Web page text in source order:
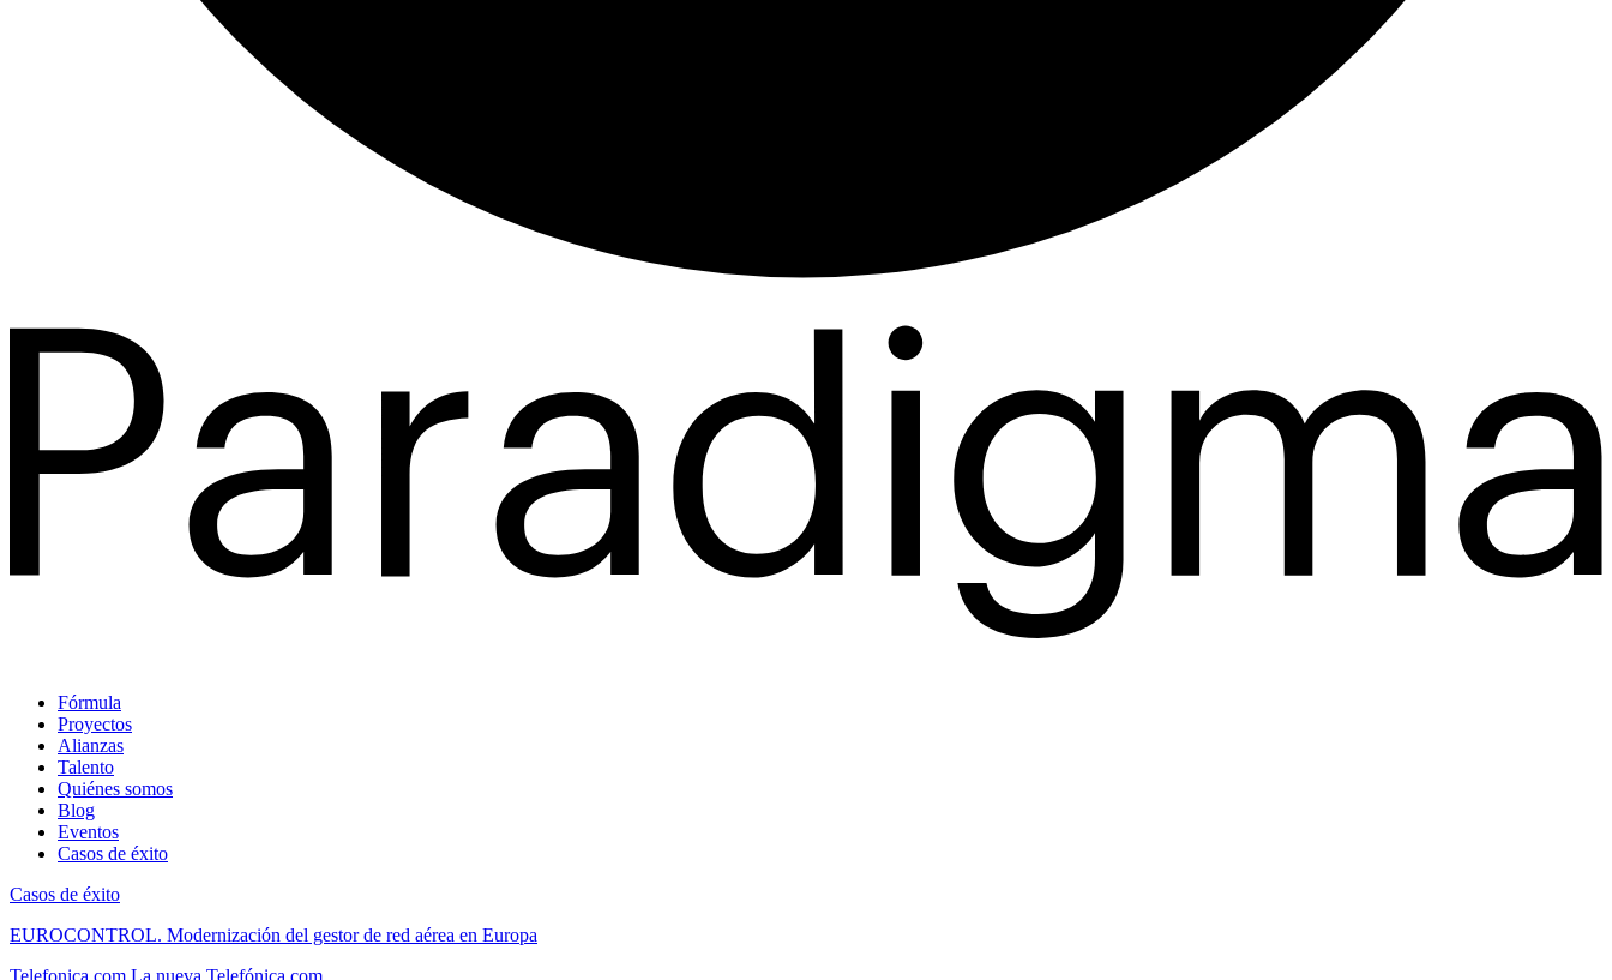
Fórmula
Proyectos
Alianzas
Talento
Quiénes somos
Blog
Eventos
Casos de éxito
Casos de éxito
EUROCONTROL. Modernización del gestor de red aérea en Europa
Telefonica.com La nueva Telefónica.com